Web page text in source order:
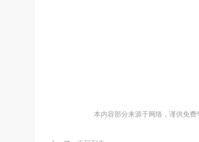
本内容部分来源于网络，谨供免